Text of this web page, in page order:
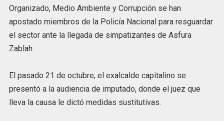
Organizado, Medio Ambiente y Corrupción se han
apostado miembros de la Policía Nacional para resguardar
el sector ante la llegada de simpatizantes de Asfura
Zablah.
El pasado 21 de octubre, el exalcalde capitalino se
presentó a la audiencia de imputado, donde el juez que
lleva la causa le dictó medidas sustitutivas.